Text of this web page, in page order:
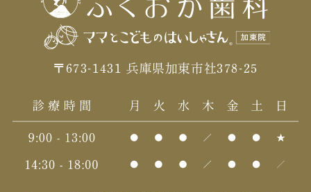
〒673-1431 兵庫県加東市社378-25